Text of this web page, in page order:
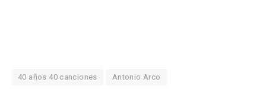
40 años 40 canciones Antonio Arco